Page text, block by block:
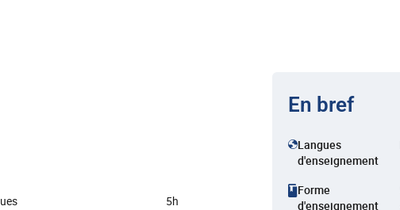
5h
En bref
Langues
d'enseignement
Forme
d'enseignement